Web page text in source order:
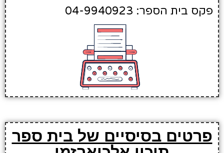
פקס בית הספר: 04-9940923
פרטים בסיסיים של בית ספר